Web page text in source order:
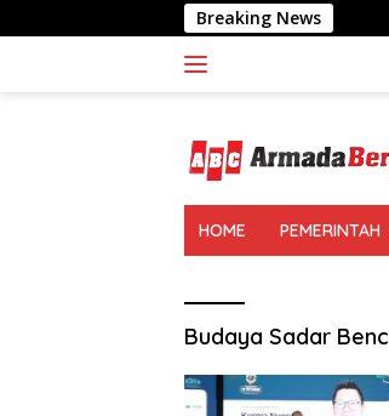
ke
Breaking News
BBWS
HOME PEMERINTAH
Budaya Sadar